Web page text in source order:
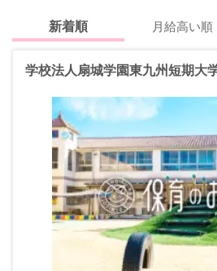
新着順 月給高い順
学校法人扇城学園東九州短期大